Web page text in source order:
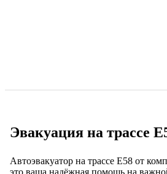
Эвакуация на трассе
Автоэвакуатор на трассе Е58 от
это ваша надёжная помощь на